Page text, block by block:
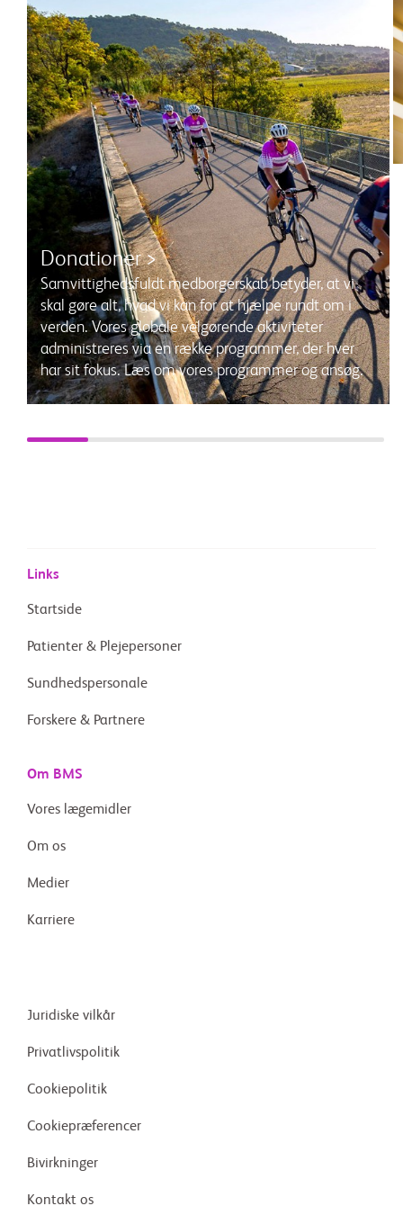
Donationer >
Samvittighedsfuldt medborgerskab betyder, at vi
skal gøre alt, hvad vi kan for at hjælpe rundt om i
verden. Vores globale velgørende aktiviteter
administreres via en række programmer, der hver
har sit fokus. Læs om vores programmer og ansøg.
Links
Startside
Patienter & Plejepersoner
Sundhedspersonale
Forskere & Partnere
Om BMS
Vores lægemidler
Om os
Medier
Karriere
Juridiske vilkår
Privatlivspolitik
Cookiepolitik
Cookiepræferencer
Bivirkninger
Kontakt os